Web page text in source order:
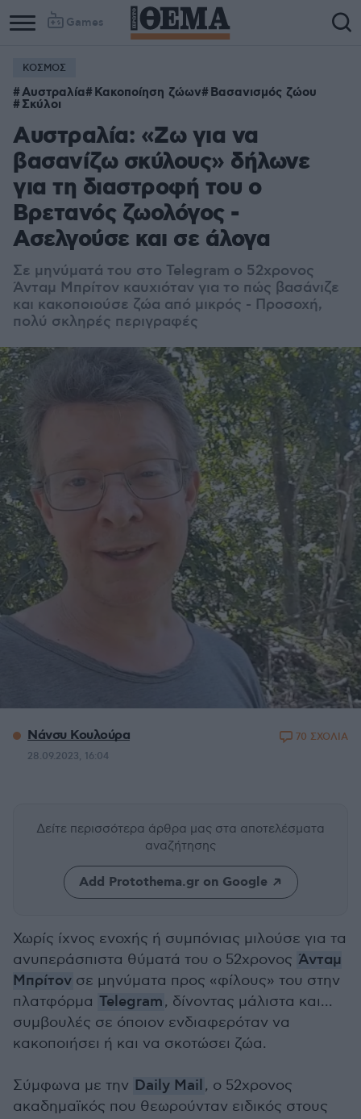
Games
ΚΟΣΜΟΣ
Αυστραλία Κακοποίηση ζώων Βασανισμός ζώου
Σκύλοι
Αυστραλία: «Ζω για να
βασανίζω σκύλους» δήλωνε
για τη διαστροφή του ο
Βρετανός ζωολόγος -
Ασελγούσε και σε άλογα
Σε μηνύματά του στο Telegram o 52χρονος
Άνταμ Μπρίτον καυχιόταν για το πώς βασάνιζε
και κακοποιούσε ζώα από μικρός - Προσοχή,
πολύ σκληρές περιγραφές
Νάνσυ Κουλούρα
28.09.2023, 16:04
70 ΣΧΟΛΙΑ
Δείτε περισσότερα άρθρα μας στα αποτελέσματα
αναζήτησης
Add Protothema.gr on Google
Χωρίς ίχνος ενοχής ή συμπόνιας μιλούσε για τα
ανυπεράσπιστα θύματά του ο 52χρονος Άνταμ
Μπρίτον σε μηνύματα προς «φίλους» του στην
πλατφόρμα Telegram, δίνοντας μάλιστα και...
συμβουλές σε όποιον ενδιαφερόταν να
κακοποιήσει ή και να σκοτώσει ζώα.
Σύμφωνα με την Daily Mail, o 52χρονος
ακαδημαϊκός που θεωρούνταν ειδικός στους